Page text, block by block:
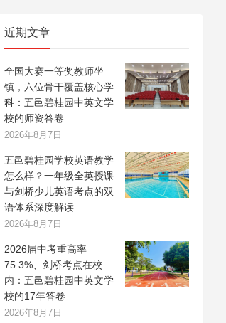
近期文章
全国大赛一等奖教师坐
镇，六位骨干覆盖核心学
科：五邑碧桂园中英文学
校的师资答卷
2026年8月7日
五邑碧桂园学校英语教学
怎么样？一年级全英授课
与剑桥少儿英语考点的双
语体系深度解读
2026年8月7日
2026届中考重高率
75.3%、剑桥考点在校
内：五邑碧桂园中英文学
校的17年答卷
2026年8月7日